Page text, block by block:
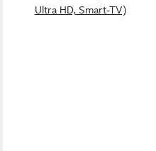
Ultra HD, Smart-TV)